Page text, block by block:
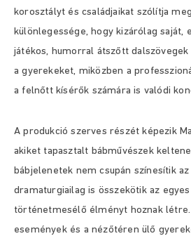
korosztályt és családjaikat szólítja
különlegessége, hogy kizárólag saját,
játékos, humorral átszőtt
a gyerekeket, miközben a
a felnőtt kísérők számára is valódi
A produkció szerves részét képezik
akiket tapasztalt bábművészek
bábjelenetek nem csupán színesítik
dramaturgiailag is összekötik az
történetmesélő élményt hoznak létre.
események és a nézőtéren ülő